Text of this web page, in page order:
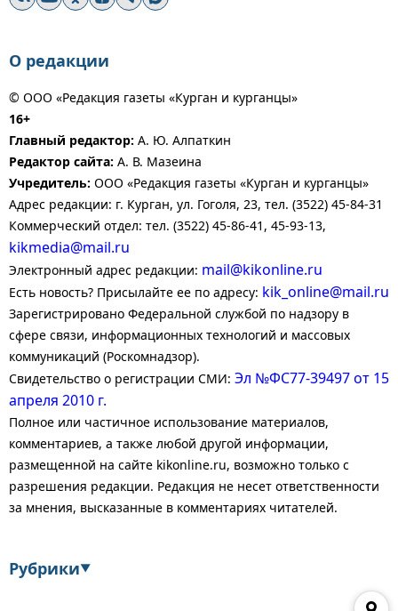
О редакции
© ООО «Редакция газеты «Курган и курганцы»
16+
Главный редактор: А. Ю. Алпаткин
Редактор сайта: А. В. Мазеина
Учредитель: ООО «Редакция газеты «Курган и курганцы»
Адрес редакции: г. Курган, ул. Гоголя, 23, тел. (3522) 45-84-31
Коммерческий отдел: тел. (3522) 45-86-41, 45-93-13,
kikmedia@mail.ru
Электронный адрес редакции: mail@kikonline.ru
Есть новость? Присылайте ее по адресу: kik_online@mail.ru
Зарегистрировано Федеральной службой по надзору в
сфере связи, информационных технологий и массовых
коммуникаций (Роскомнадзор).
Свидетельство о регистрации СМИ: Эл №ФС77-39497 от 15
апреля 2010 г.
Полное или частичное использование материалов,
комментариев, а также любой другой информации,
размещенной на сайте kikonline.ru, возможно только с
разрешения редакции. Редакция не несет ответственности
за мнения, высказанные в комментариях читателей.
Рубрики▼